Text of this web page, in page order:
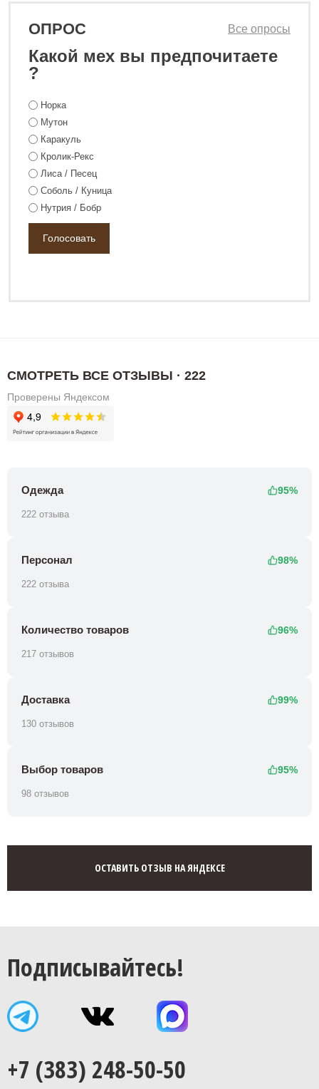
ОПРОС
Какой мех вы предпочитаете
?
Все опросы
Норка
Мутон
Каракуль
Кролик-Рекс
Лиса / Песец
Соболь / Куница
Нутрия / Бобр
СМОТРЕТЬ ВСЕ ОТЗЫВЫ · 222
Проверены Яндексом
Одежда 95%
222 отзыва
Персонал 98%
222 отзыва
Количество товаров 96%
217 отзывов
Доставка 99%
130 отзывов
Выбор товаров 95%
98 отзывов
ОСТАВИТЬ ОТЗЫВ НА ЯНДЕКСЕ
Подписывайтесь!
+7 (383) 248-50-50